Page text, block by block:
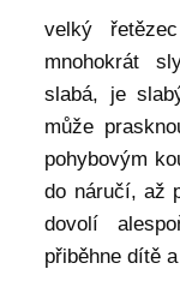
velký
mnohokrát
slabá, je
může
pohybovým
do náručí, až
dovolí
přiběhne dítě